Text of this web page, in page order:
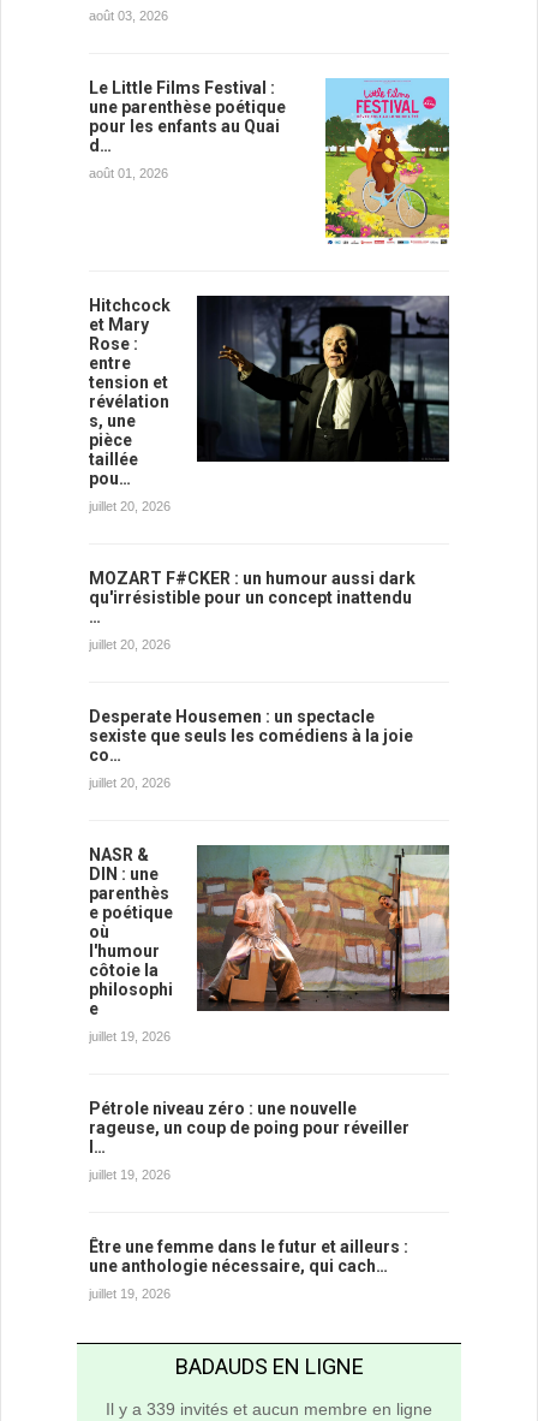
août 03, 2026
Le Little Films Festival :
une parenthèse poétique
pour les enfants au Quai
d…
août 01, 2026
Hitchcock
et Mary
Rose :
entre
tension et
révélation
s, une
pièce
taillée
pou…
juillet 20, 2026
MOZART F#CKER : un humour aussi dark
qu'irrésistible pour un concept inattendu
…
juillet 20, 2026
Desperate Housemen : un spectacle
sexiste que seuls les comédiens à la joie
co…
juillet 20, 2026
NASR &
DIN : une
parenthès
e poétique
où
l'humour
côtoie la
philosophi
e
juillet 19, 2026
Pétrole niveau zéro : une nouvelle
rageuse, un coup de poing pour réveiller
l…
juillet 19, 2026
Être une femme dans le futur et ailleurs :
une anthologie nécessaire, qui cach…
juillet 19, 2026
BADAUDS EN LIGNE
Il y a 339 invités et aucun membre en ligne